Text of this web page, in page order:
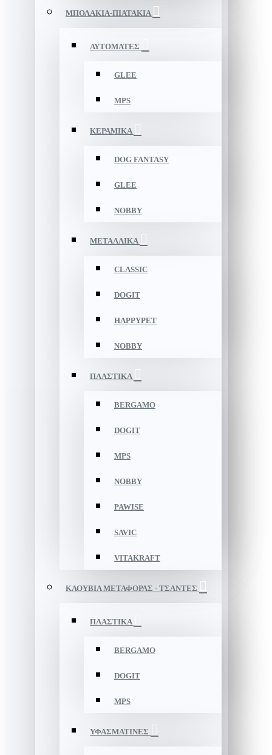
ΜΠΟΛΑΚΙΑ-ΠΙΑΤΑΚΙΑ
ΑΥΤΟΜΑΤΕΣ
GLEE
MPS
ΚΕΡΑΜΙΚΑ
DOG FANTASY
GLEE
NOBBY
ΜΕΤΑΛΛΙΚΑ
CLASSIC
DOGIT
HAPPYPET
NOBBY
ΠΛΑΣΤΙΚΑ
BERGAMO
DOGIT
MPS
NOBBY
PAWISE
SAVIC
VITAKRAFT
ΚΛΟΥΒΙΑ ΜΕΤΑΦΟΡΑΣ - ΤΣΑΝΤΕΣ
ΠΛΑΣΤΙΚΑ
BERGAMO
DOGIT
MPS
ΥΦΑΣΜΑΤΙΝΕΣ